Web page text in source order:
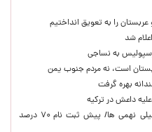
را به تعویق انداختیم
به نساجی
است، نه مردم جنوب یمن
بهره گرفت
صدور بیش از ۹۰ درصد هدایت تحصیلی نهمی ها/ پیش ثبت نام ۷۰ درصد